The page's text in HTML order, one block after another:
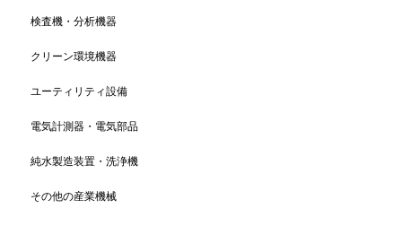
検査機・分析機器
クリーン環境機器
ユーティリティ設備
電気計測器・電気部品
純水製造装置・洗浄機
その他の産業機械